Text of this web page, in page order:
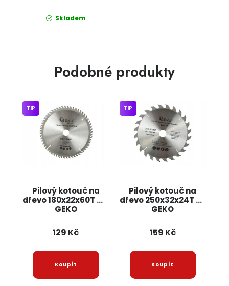
Skladem
Podobné produkty
Pilový kotouč na
dřevo 180x22x60T G00131
GEKO
TIP
129 Kč
Pilový kotouč na
dřevo 250x32x24T G00144
GEKO
TIP
159 Kč